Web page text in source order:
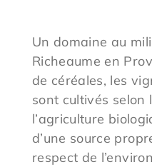
Un domaine au
Richeaume en
de céréales, les
sont cultivés selon
l’agriculture
d’une source
respect de